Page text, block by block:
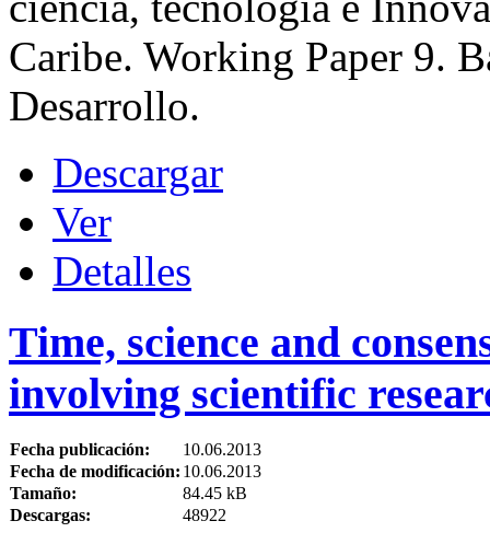
Caribe. Working Paper 9.
Desarrollo.
Descargar
Ver
Detalles
Time, science and
involving scientific
Fecha publicación:
10.06.2013
Fecha de modificación: 10.06.2013
Tamaño:
84.45 kB
Descargas:
48922